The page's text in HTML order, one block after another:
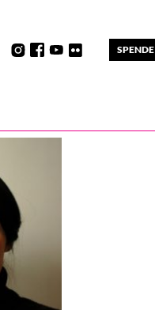
SPENDE